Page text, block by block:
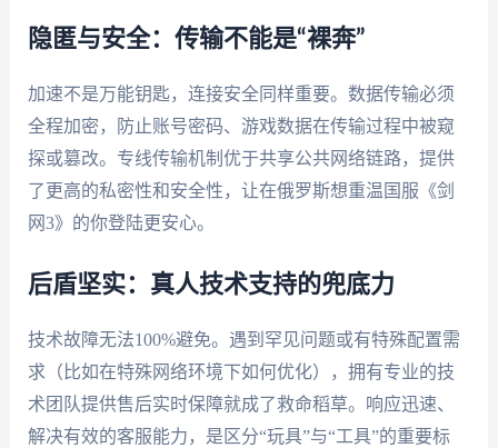
隐匿与安全：传输不能是“裸奔”
加速不是万能钥匙，连接安全同样重要。数据传输必须
全程加密，防止账号密码、游戏数据在传输过程中被窥
探或篡改。专线传输机制优于共享公共网络链路，提供
了更高的私密性和安全性，让在俄罗斯想重温国服《剑
网3》的你登陆更安心。
后盾坚实：真人技术支持的兜底力
技术故障无法100%避免。遇到罕见问题或有特殊配置需
求（比如在特殊网络环境下如何优化），拥有专业的技
术团队提供售后实时保障就成了救命稻草。响应迅速、
解决有效的客服能力，是区分“玩具”与“工具”的重要标